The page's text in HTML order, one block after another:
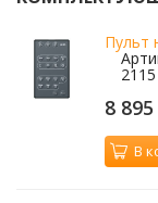
Пульт
8 895
В